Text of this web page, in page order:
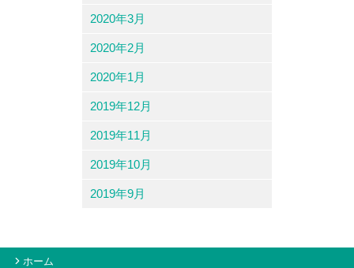
2020年3月
2020年2月
2020年1月
2019年12月
2019年11月
2019年10月
2019年9月
ホーム